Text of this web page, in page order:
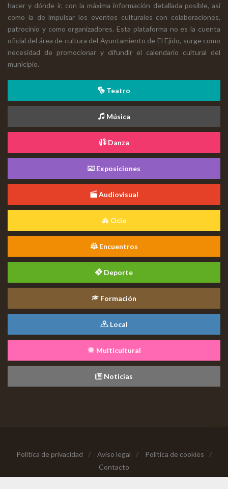
hacer y dónde ir, con la máxima información detallada posible, así
como la de impulsar los eventos culturales con colaboraciones,
patrocinio y como organizadores. Esta plataforma no es la cuenta
oficial del área de cultura del Ayuntamiento de El Ejido, surge como
necesidad de promocionar y difundir el calendario cultural del
municipio.
Teatro
Música
Danza
Exposiciones
Audiovisual
Ocio
Encuentros
Deporte
Formación
Local
Multicultural
Noticias
Política de privacidad / Aviso legal / Política de cookies
/
Contacto